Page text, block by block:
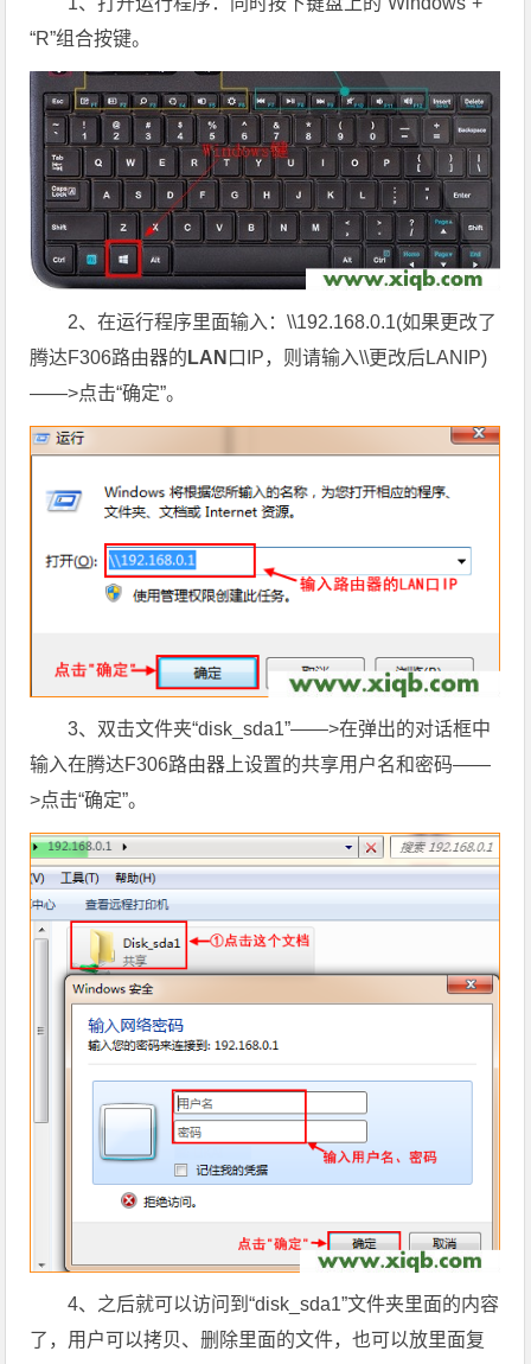
“R”组合按键。
2、在运行程序里面输入：\\192.168.0.1(如果更改了
腾达F306路由器的 LAN 口IP，则请输入\\更改后LANIP)
——>点击“确定”。
3、双击文件夹“disk_sda1”——>在弹出的对话框中
输入在腾达F306路由器上设置的共享用户名和密码——
>点击“确定”。
4、之后就可以访问到“disk_sda1”文件夹里面的内容
了，用户可以拷贝、删除里面的文件，也可以放里面复